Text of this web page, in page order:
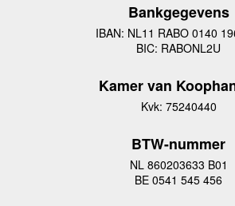
Bankgegevens
IBAN: NL11 RABO 0140
BIC: RABONL2U
Kamer van
Kvk: 75240440
BTW-nummer
NL 860203633 B01
BE 0541 545 456